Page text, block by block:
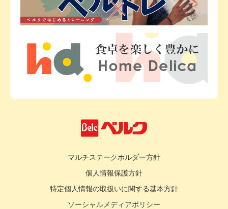
マルチステークホルダー方針
個人情報保護方針
特定個人情報の取扱いに関する基本方針
ソーシャルメディアポリシー